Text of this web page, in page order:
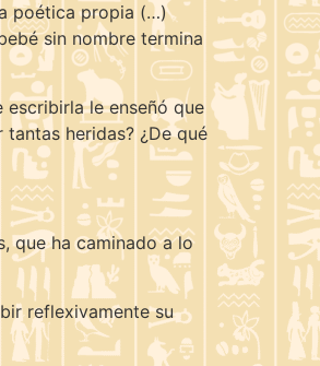
poética propia (…)
sin nombre termina
escribirla le enseñó que
heridas? ¿De qué
que ha caminado a lo
reflexivamente su